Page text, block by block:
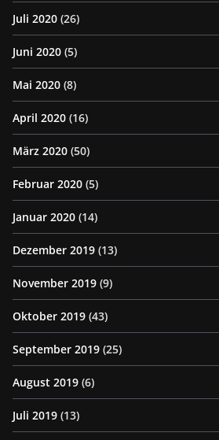
Juli 2020 (26)
Juni 2020 (5)
Mai 2020 (8)
April 2020 (16)
März 2020 (50)
Februar 2020 (5)
Januar 2020 (14)
Dezember 2019 (13)
November 2019 (9)
Oktober 2019 (43)
September 2019 (25)
August 2019 (6)
Juli 2019 (13)